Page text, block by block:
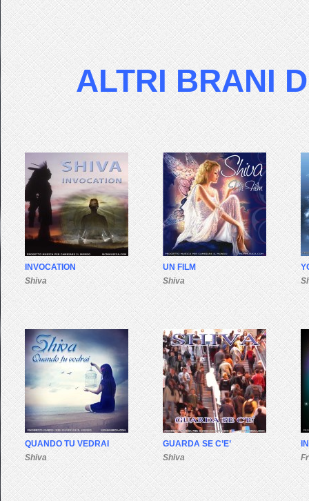
ALTRI BRANI
INVOCATION
Shiva
UN FILM
Shiva
QUANDO TU VEDRAI
Shiva
GUARDA SE C’E’
Shiva